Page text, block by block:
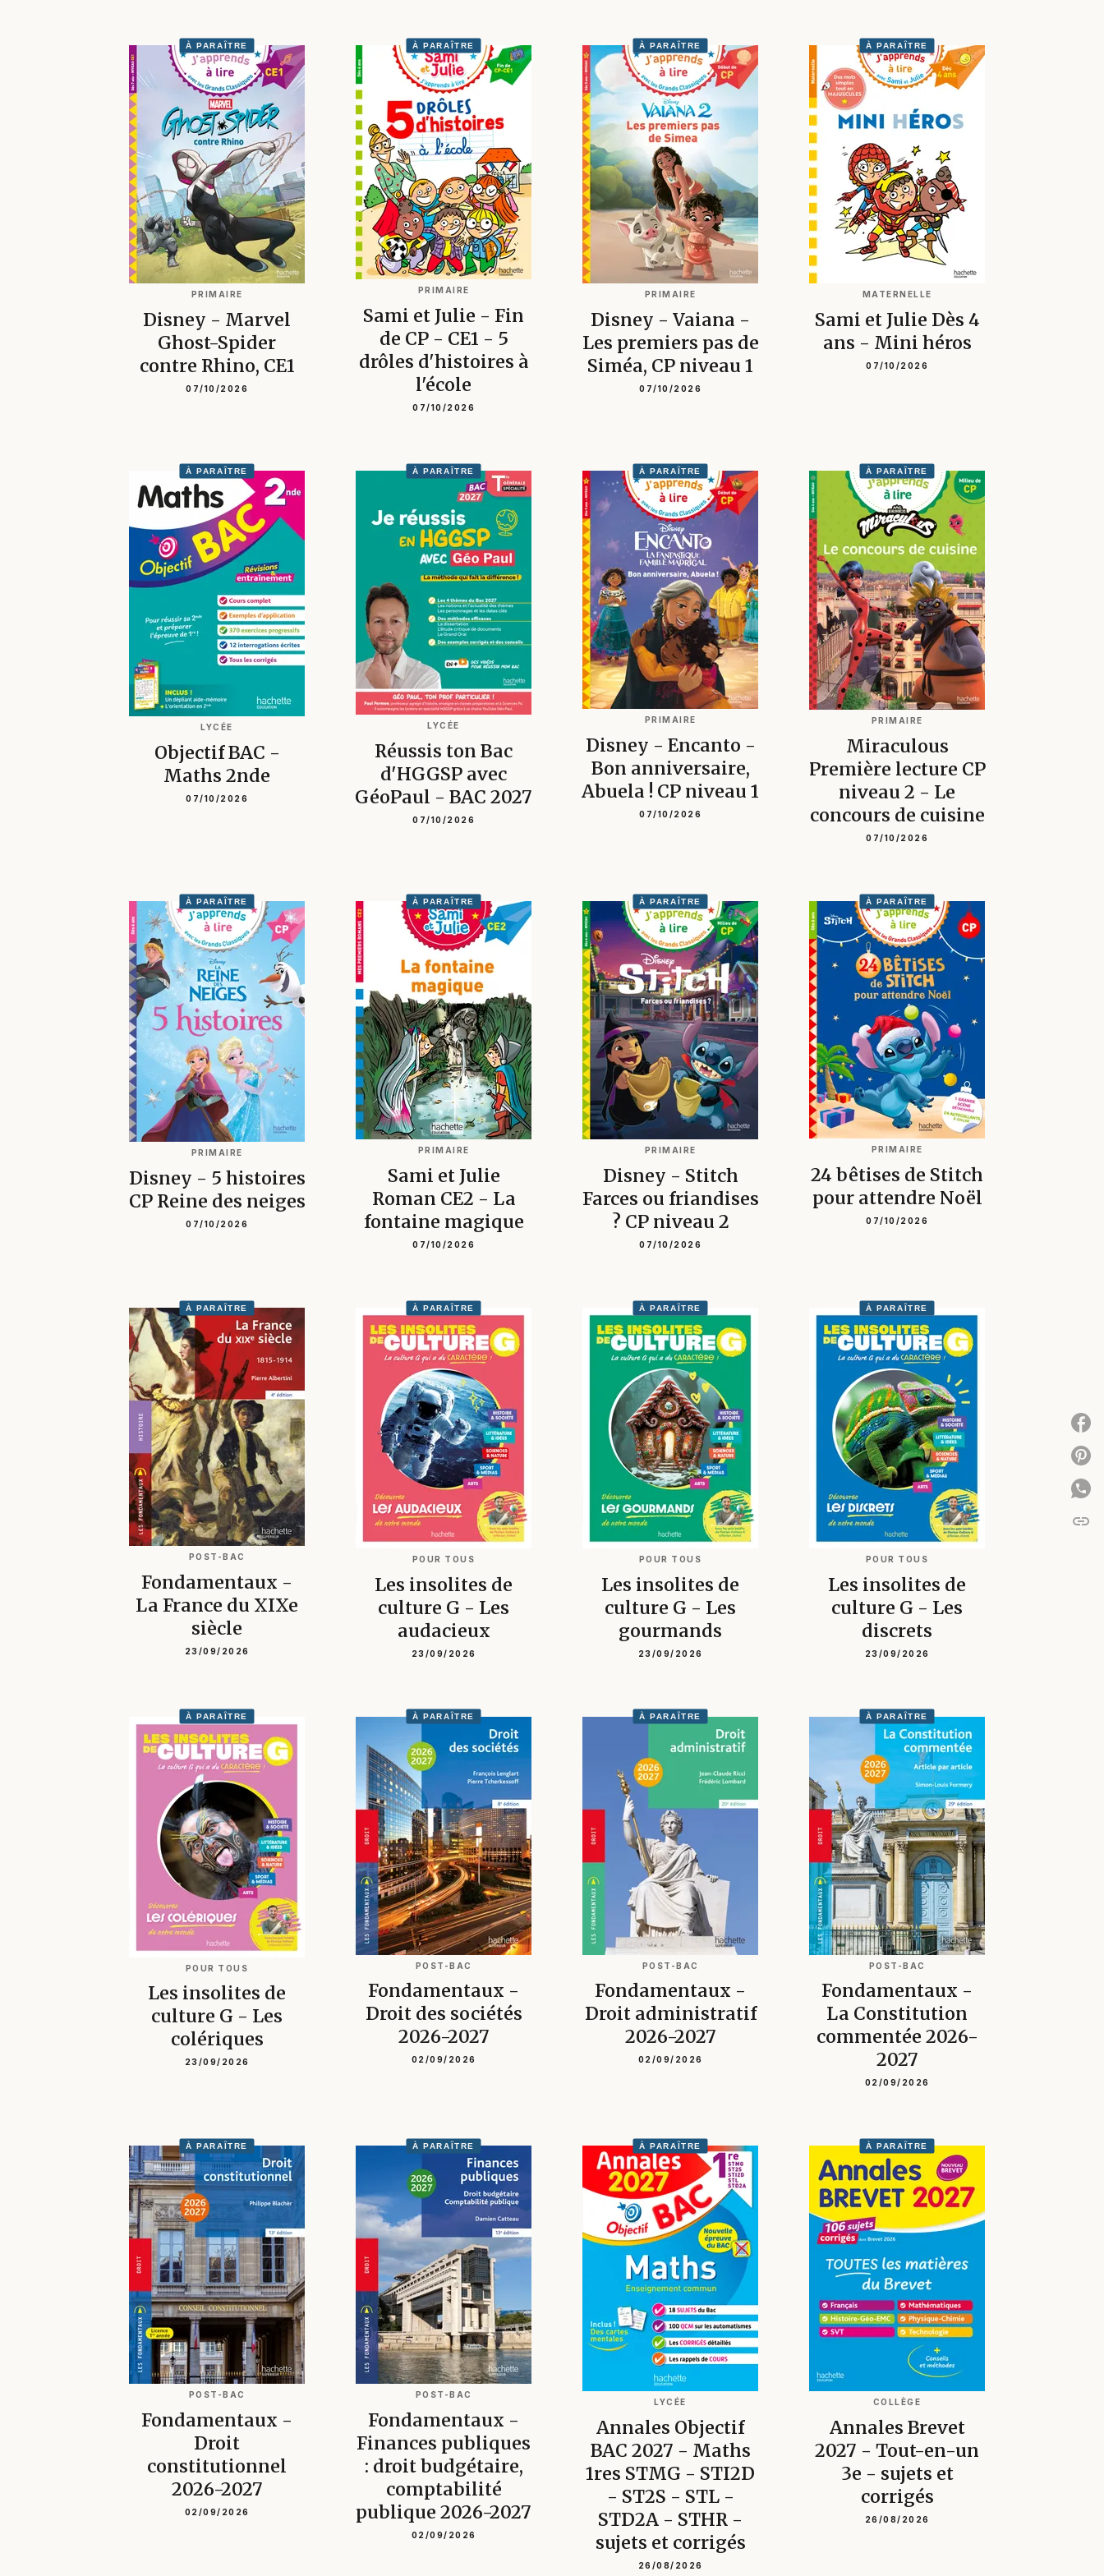
À PARAÎTRE
PRIMAIRE
Disney - Marvel
Ghost-Spider
contre Rhino, CE1
07/10/2026
À PARAÎTRE
PRIMAIRE
Sami et Julie - Fin
de CP - CE1 - 5
drôles d'histoires à
l'école
07/10/2026
À PARAÎTRE
PRIMAIRE
Disney - Vaiana -
Les premiers pas de
Siméa, CP niveau 1
07/10/2026
À PARAÎTRE
MATERNELLE
Sami et Julie Dès 4
ans - Mini héros
07/10/2026
À PARAÎTRE
LYCÉE
Objectif BAC -
Maths 2nde
07/10/2026
À PARAÎTRE
LYCÉE
Réussis ton Bac
d'HGGSP avec
GéoPaul - BAC 2027
07/10/2026
À PARAÎTRE
PRIMAIRE
Disney - Encanto -
Bon anniversaire,
Abuela ! CP niveau 1
07/10/2026
À PARAÎTRE
PRIMAIRE
Miraculous
Première lecture CP
niveau 2 - Le
concours de cuisine
07/10/2026
À PARAÎTRE
PRIMAIRE
Disney - 5 histoires
CP Reine des neiges
07/10/2026
À PARAÎTRE
PRIMAIRE
Sami et Julie
Roman CE2 - La
fontaine magique
07/10/2026
À PARAÎTRE
PRIMAIRE
Disney - Stitch
Farces ou friandises
? CP niveau 2
07/10/2026
À PARAÎTRE
PRIMAIRE
24 bêtises de Stitch
pour attendre Noël
07/10/2026
À PARAÎTRE
POST-BAC
Fondamentaux -
La France du XIXe
siècle
23/09/2026
À PARAÎTRE
POUR TOUS
Les insolites de
culture G - Les
audacieux
23/09/2026
À PARAÎTRE
POUR TOUS
Les insolites de
culture G - Les
gourmands
23/09/2026
À PARAÎTRE
POUR TOUS
Les insolites de
culture G - Les
discrets
23/09/2026
À PARAÎTRE
POUR TOUS
Les insolites de
culture G - Les
colériques
23/09/2026
À PARAÎTRE
POST-BAC
Fondamentaux -
Droit des sociétés
2026-2027
02/09/2026
À PARAÎTRE
POST-BAC
Fondamentaux -
Droit administratif
2026-2027
02/09/2026
À PARAÎTRE
POST-BAC
Fondamentaux -
La Constitution
commentée 2026-
2027
02/09/2026
À PARAÎTRE
POST-BAC
Fondamentaux -
Droit
constitutionnel
2026-2027
02/09/2026
À PARAÎTRE
POST-BAC
Fondamentaux -
Finances publiques
: droit budgétaire,
comptabilité
publique 2026-2027
02/09/2026
À PARAÎTRE
LYCÉE
Annales Objectif
BAC 2027 - Maths
1res STMG - STI2D
- ST2S - STL -
STD2A - STHR -
sujets et corrigés
26/08/2026
À PARAÎTRE
COLLÈGE
Annales Brevet
2027 - Tout-en-un
3e - sujets et
corrigés
26/08/2026
link